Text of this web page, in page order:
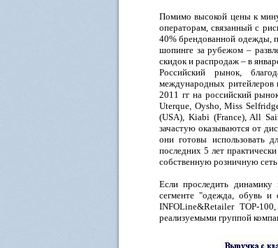
Помимо высокой цены к
операторам, связанный с
40% брендованной одежды,
шопинге за рубежом –
скидок и распродаж – в
Российский рынок,
международных ритейлеров
2011 гг на российский
Uterque, Oysho, Miss
(USA), Kiabi (France), All
зачастую оказываются от
они готовы использовать
последних 5 лет
собственную розничную
Если проследить
сегменте "одежда, обувь и
INFOLine&Retailer TOP-
реализуемыми группой